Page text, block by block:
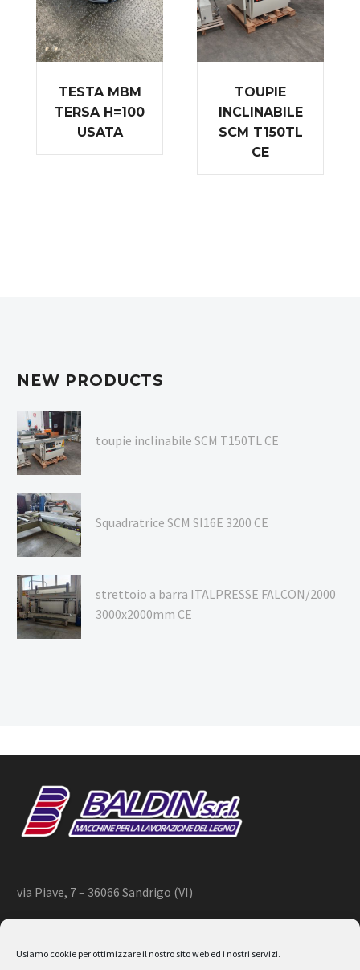
Usiamo cookie per ottimizzare il nostro sito web ed i nostri servizi.
TESTA MBM
TERSA H=100
USATA
TOUPIE
INCLINABILE
SCM T150TL
CE
NEW PRODUCTS
toupie inclinabile SCM T150TL CE
Squadratrice SCM SI16E 3200 CE
strettoio a barra ITALPRESSE FALCON/2000
3000x2000mm CE
via Piave, 7 – 36066 Sandrigo (VI)